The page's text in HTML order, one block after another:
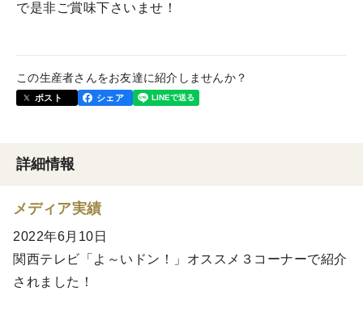
で是非ご賞味下さいませ！
この生産者さんをお友達に紹介しませんか？
ポスト シェア
詳細情報
メディア実績
2022年6月10日
関西テレビ「よ～いドン！」オススメ３コーナーで紹介
されました！